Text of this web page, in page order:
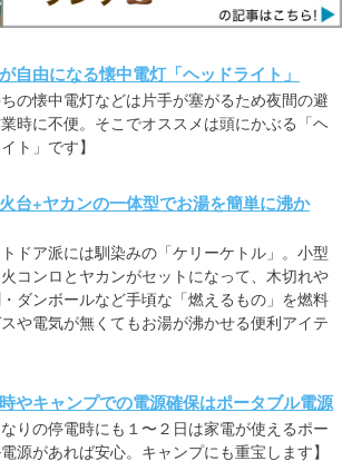
自由になる懐中電灯「ヘッドライト」
ちの懐中電灯などは片手が塞がるため夜間の避
時に不便。そこでオススメは頭にかぶる「ヘ
ト」です】
台+ヤカンの一体型でお湯を簡単に沸か
トドア派には馴染みの「ケリーケトル」。小型
コンロとヤカンがセットになって、木切れや
ダンボールなど手頃な「燃えるもの」を燃料
や電気が無くてもお湯が沸かせる便利アイテ
やキャンプでの電源確保はポータブル電源
なりの停電時にも１〜２日は家電が使えるポー
源があれば安心。キャンプにも重宝します】